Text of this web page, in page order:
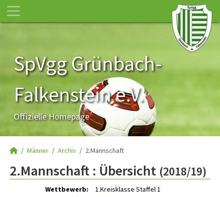
SpVgg Grünbach-
Falkenstein e.V.
Offizielle Homepage
Männer Archiv 2.Mannschaft
2.Mannschaft : Übersicht (2018/19)
Wettbewerb:
1.Kreisklasse Staffel 1